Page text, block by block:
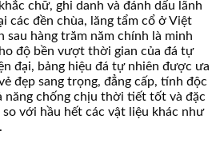
chữ, ghi danh và đánh dấu lãnh
các đền chùa, lăng tẩm cổ ở Việt
sau hàng trăm năm chính là minh
độ bền vượt thời gian của đá tự
đại, bảng hiệu đá tự nhiên được ưa
đẹp sang trọng, đẳng cấp, tính độc
năng chống chịu thời tiết tốt và đặc
với hầu hết các vật liệu khác như